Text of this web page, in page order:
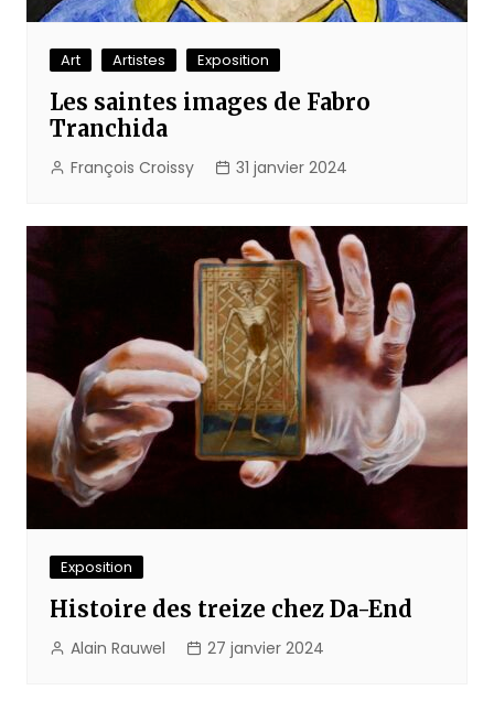
Art Artistes Exposition
Les saintes images de Fabro
Tranchida
François Croissy 31 janvier 2024
Exposition
Histoire des treize chez Da-End
Alain Rauwel 27 janvier 2024